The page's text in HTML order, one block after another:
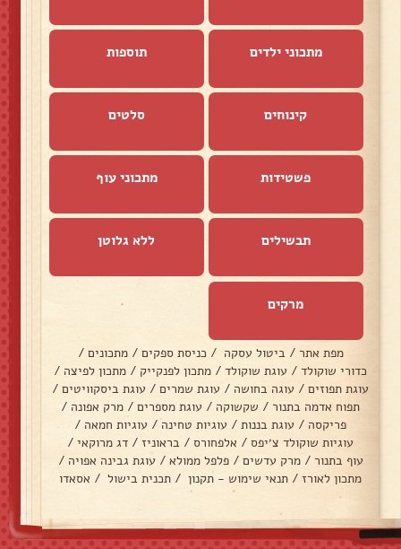
מתכוני ילדים תוספות
קינוחים סלטים
פשטידות מתכוני עוף
תבשילים ללא גלוטן
מרקים
מפת אתר / ביטול עסקה / כניסת ספקים / מתכונים /
כדורי שוקולד / עוגת שוקולד / מתכון לפנקייק / מתכון לפיצה /
עוגת תפוזים / עוגה בחושה / עוגת שמרים / עוגת ביסקוויטים /
תפוח אדמה בתנור / שקשוקה / עוגת מספרים / מרק אפונה /
פריקסה / עוגת בננות / עוגיות טחינה / עוגיות חמאה /
עוגיות שוקולד צ׳יפס / אלפחורס / בראוניז / דג מרוקאי /
עוף בתנור / מרק עדשים / פלפל ממולא / עוגת גבינה אפויה /
מתכון לאורז / תנאי שימוש - תקנון / תכנית בישול / אסאדו